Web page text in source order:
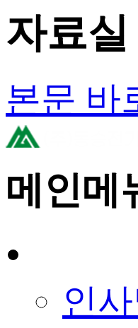
자료실
본문 바
메인메
인